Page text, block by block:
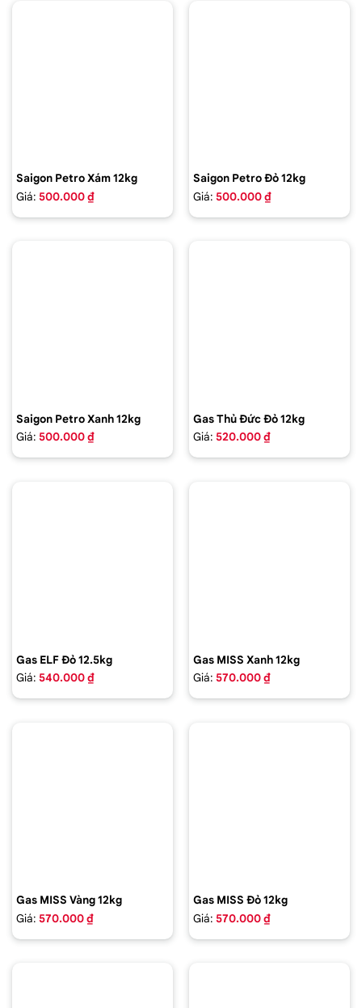
Saigon Petro Xám 12kg
Giá: 500.000 ₫
Saigon Petro Đỏ 12kg
Giá: 500.000 ₫
Saigon Petro Xanh 12kg
Giá: 500.000 ₫
Gas Thủ Đức Đỏ 12kg
Giá: 520.000 ₫
Gas ELF Đỏ 12.5kg
Giá: 540.000 ₫
Gas MISS Xanh 12kg
Giá: 570.000 ₫
Gas MISS Vàng 12kg
Giá: 570.000 ₫
Gas MISS Đỏ 12kg
Giá: 570.000 ₫